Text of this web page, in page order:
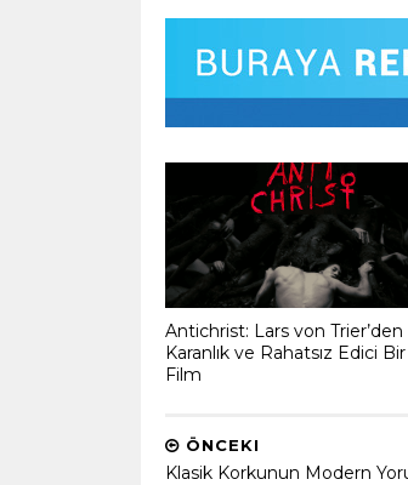
Antichrist: Lars von Trier’den
Karanlık ve Rahatsız Edici Bir
Film
ÖNCEKI
Klasik Korkunun Modern